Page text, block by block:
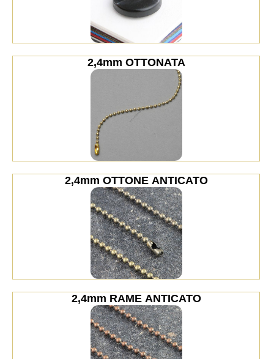
2,4mm OTTONATA
2,4mm OTTONE ANTICATO
2,4mm RAME ANTICATO